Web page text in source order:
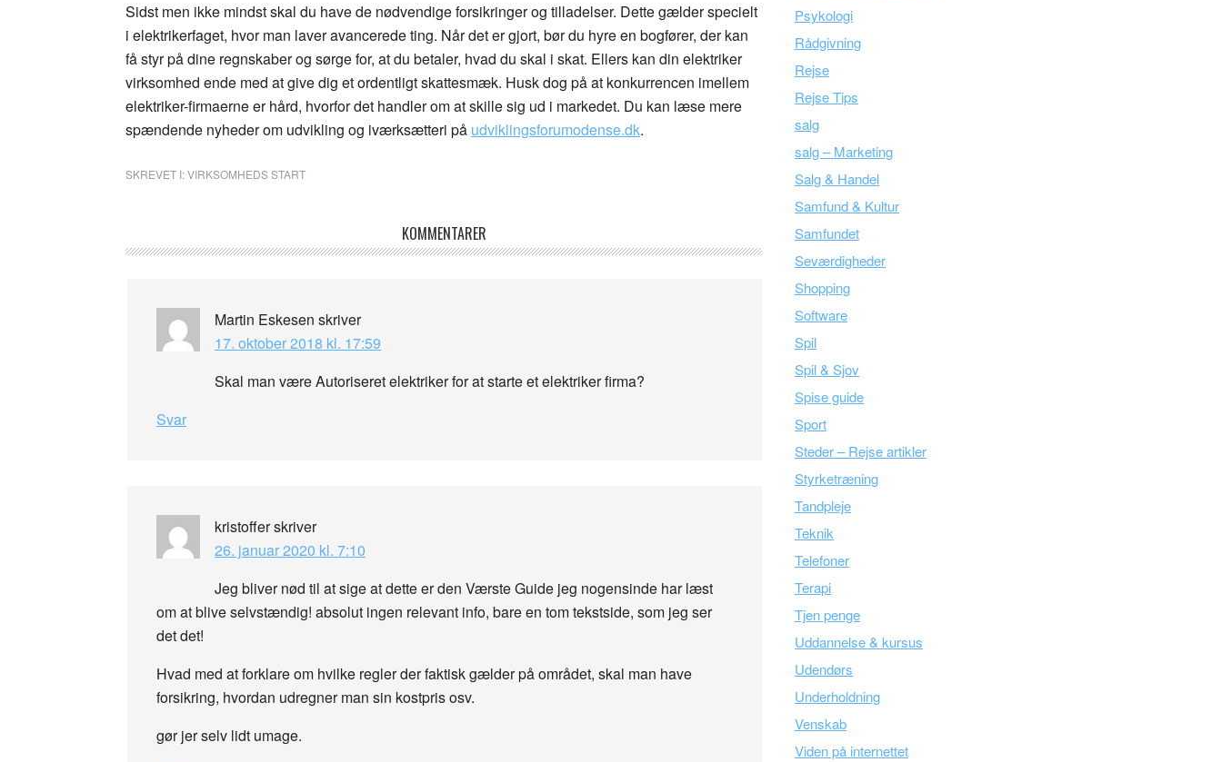
Sidst men ikke mindst skal du have de nødvendige forsikringer og tilladelser. Dette gælder specielt
i elektrikerfaget, hvor man laver avancerede ting. Når det er gjort, bør du hyre en bogfører, der kan
få styr på dine regnskaber og sørge for, at du betaler, hvad du skal i skat. Ellers kan din elektriker
virksomhed ende med at give dig et ordentligt skattesmæk. Husk dog på at konkurrencen imellem
elektriker-firmaerne er hård, hvorfor det handler om at skille sig ud i markedet. Du kan læse mere
spændende nyheder om udvikling og iværksætteri på udviklingsforumodense.dk.
SKREVET I:VIRKSOMHEDS START
KOMMENTARER
Martin Eskesen skriver
17. oktober 2018 kl. 17:59
Skal man være Autoriseret elektriker for at starte et elektriker firma?
Svar
kristofferskriver
26. januar 2020 kl. 7:10
Jeg bliver nød til at sige at dette er den Værste Guide jeg nogensinde har læst
om at blive selvstændig! absolut ingen relevant info, bare en tom tekstside, som jeg ser
det det!
Hvad med at forklare om hvilke regler der faktisk gælder på området, skal man have
forsikring, hvordan udregner man sin kostpris osv.
gør jer selv lidt umage.
Psykologi
Rådgivning
Rejse
Rejse Tips
salg
salg – Marketing
Salg & Handel
Samfund & Kultur
Samfundet
Seværdigheder
Shopping
Software
Spil
Spil & Sjov
Spise guide
Sport
Steder – Rejse artikler
Styrketræning
Tandpleje
Teknik
Telefoner
Terapi
Tjen penge
Uddannelse & kursus
Udendørs
Underholdning
Venskab
Viden på internettet